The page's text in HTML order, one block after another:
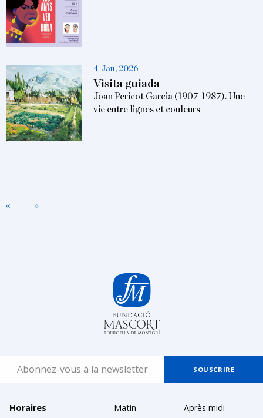
4 Jan, 2026
Visita guiada
Joan Pericot Garcia (1907-1987). Une
vie entre lignes et couleurs
Horaires Matin
Après midi